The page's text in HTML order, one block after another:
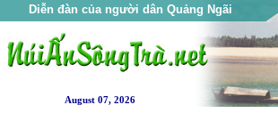
Diễn đàn của người dân Quảng Ngãi
August 07, 2026